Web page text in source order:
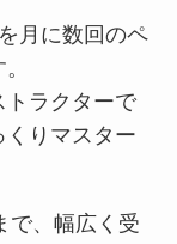
月に数回のペ
トラクターで
りマスター
で、幅広く受